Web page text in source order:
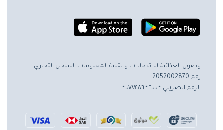
وصول الغذائية للاتصالات و تقنية المعلومات السجل التجاري
رقم 2052002870
الرقم الضريبي ٣٠٠٧٧٤٨٦٣٢٠٠٠٠٣